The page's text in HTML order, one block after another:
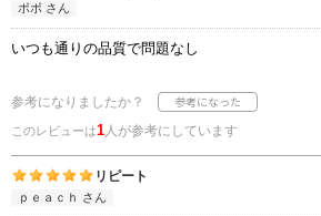
ボボ さん
いつも通りの品質で問題なし
参考になりましたか？
このレビューは1人が参考にしています
リピート
ｐｅａｃｈ さん